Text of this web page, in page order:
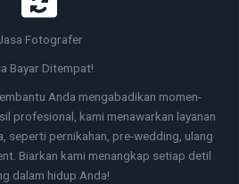
Fotografer
Bayar Ditempat!
Anda mengabadikan momen-
profesional, kami menawarkan layanan
seperti pernikahan, pre-wedding, ulang
Biarkan kami menangkap setiap detil
dalam hidup Anda!